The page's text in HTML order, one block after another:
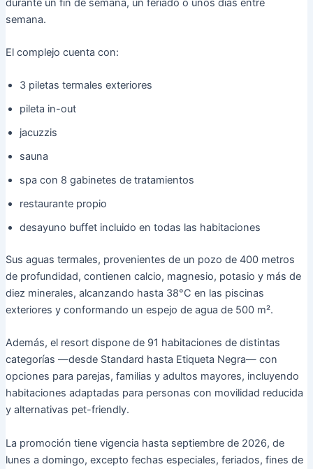
semana.
El complejo cuenta con:
3 piletas termales exteriores
pileta in-out
jacuzzis
sauna
spa con 8 gabinetes de tratamientos
restaurante propio
desayuno buffet incluido en todas las habitaciones
Sus aguas termales, provenientes de un pozo de 400 metros
de profundidad, contienen calcio, magnesio, potasio y más de
diez minerales, alcanzando hasta 38°C en las piscinas
exteriores y conformando un espejo de agua de 500 m².
Además, el resort dispone de 91 habitaciones de distintas
categorías —desde Standard hasta Etiqueta Negra— con
opciones para parejas, familias y adultos mayores, incluyendo
habitaciones adaptadas para personas con movilidad reducida
y alternativas pet-friendly.
La promoción tiene vigencia hasta septiembre de 2026, de
lunes a domingo, excepto fechas especiales, feriados, fines de